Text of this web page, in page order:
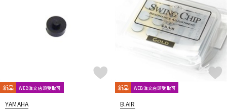
新品 WEB注文店頭受取可
YAMAHA
新品 WEB注文店頭受取可
B.AIR